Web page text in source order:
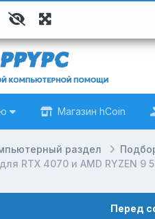
Магазин hCoin
раздел
RTX 4070 и AMD RYZEN 9
Перед